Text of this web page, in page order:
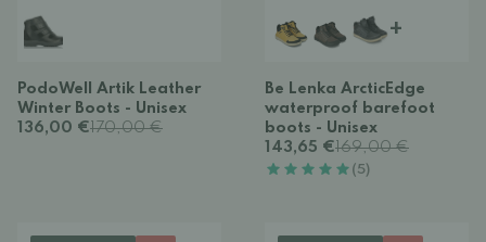
PodoWell Artik Leather
Winter Boots - Unisex
136,00 €170,00 €
+
Be Lenka ArcticEdge
waterproof barefoot
boots - Unisex
143,65 €169,00 €
(5)